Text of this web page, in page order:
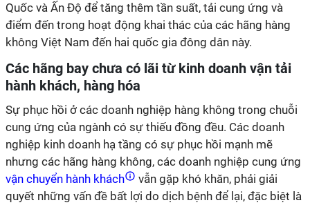
Quốc và Ấn Độ để tăng thêm tần suất, tải cung ứng và
điểm đến trong hoạt động khai thác của các hãng hàng
không Việt Nam đến hai quốc gia đông dân này.
Các hãng bay chưa có lãi từ kinh doanh vận tải
hành khách, hàng hóa
Sự phục hồi ở các doanh nghiệp hàng không trong chuỗi
cung ứng của ngành có sự thiếu đồng đều. Các doanh
nghiệp kinh doanh hạ tầng có sự phục hồi mạnh mẽ
nhưng các hãng hàng không, các doanh nghiệp cung ứng
vận chuyển hành khách
vẫn gặp khó khăn, phải giải
quyết những vấn đề bất lợi do dịch bệnh để lại, đặc biệt là